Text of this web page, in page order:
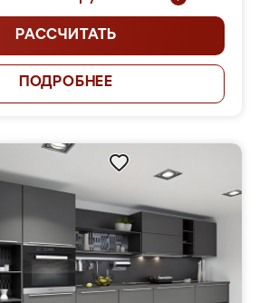
РАССЧИТАТЬ
ПОДРОБНЕЕ